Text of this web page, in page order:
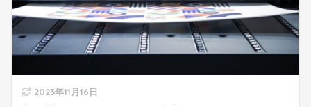
2023年11月16日